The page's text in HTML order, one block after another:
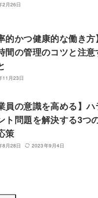
2月26日
的かつ健康的な働き方
間の管理のコツと注意
11月23日
員の意識を高める】ハ
ト問題を解決する3つ
策
8月28日 2023年9月4日